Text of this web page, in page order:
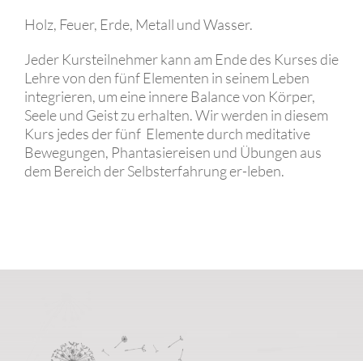
Holz, Feuer, Erde, Metall und Wasser.
Jeder Kursteilnehmer kann am Ende des Kurses die
Lehre von den fünf Elementen in seinem Leben
integrieren, um eine innere Balance von Körper,
Seele und Geist zu erhalten. Wir werden in diesem
Kurs jedes der fünf Elemente durch meditative
Bewegungen, Phantasiereisen und Übungen aus
dem Bereich der Selbsterfahrung er-leben.